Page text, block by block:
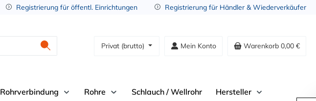
Registrierung für öffentl. Einrichtungen Registrierung für Händler & Wiederverkäufer
Privat (brutto) Mein Konto Warenkorb 0,00 €
Rohrverbindung Rohre Schlauch / Wellrohr Hersteller